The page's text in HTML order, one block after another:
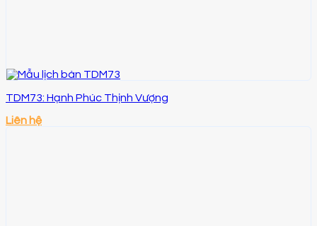
TDM73: Hạnh Phúc Thịnh Vượng
Liên hệ